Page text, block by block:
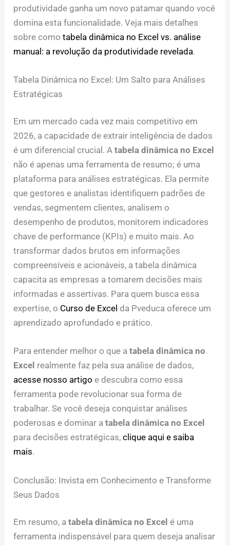
produtividade ganha um novo patamar quando você
domina esta funcionalidade. Veja mais detalhes
sobre comotabela dinâmica no Excel vs. análise
manual: a revolução da produtividade revelada.
Tabela Dinâmica no Excel: Um Salto para Análises
Estratégicas
Em um mercado cada vez mais competitivo em
2026, a capacidade de extrair inteligência de dados
é um diferencial crucial. Atabela dinâmica no Excel
não é apenas uma ferramenta de resumo; é uma
plataforma para análises estratégicas. Ela permite
que gestores e analistas identifiquem padrões de
vendas, segmentem clientes, analisem o
desempenho de produtos, monitorem indicadores
chave de performance (KPIs) e muito mais. Ao
transformar dados brutos em informações
compreensíveis e acionáveis, a tabela dinâmica
capacita as empresas a tomarem decisões mais
informadas e assertivas. Para quem busca essa
expertise, o Curso de Excel da Pveduca oferece um
aprendizado aprofundado e prático.
Para entender melhor o que atabela dinâmica no
Excel realmente faz pela sua análise de dados,
acesse nosso artigo e descubra como essa
ferramenta pode revolucionar sua forma de
trabalhar. Se você deseja conquistar análises
poderosas e dominar atabela dinâmica no Excel
para decisões estratégicas,clique aqui e saiba
mais.
Conclusão: Invista em Conhecimento e Transforme
Seus Dados
Em resumo, atabela dinâmica no Excel é uma
ferramenta indispensável para quem deseja analisar